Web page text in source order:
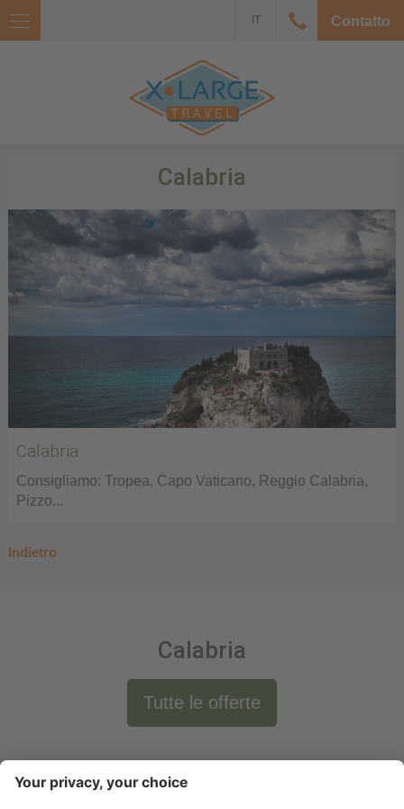
Contatto
IT
Calabria
Calabria
Consigliamo: Tropea, Capo Vaticano, Reggio Calabria,
Pizzo...
Indietro
Calabria
Tutte le offerte
Newsletter